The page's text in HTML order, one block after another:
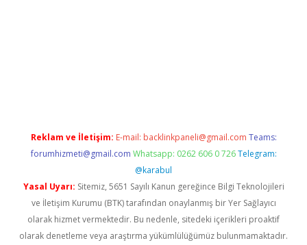
Reklam ve İletişim: E-mail: backlinkpaneli@gmail.com Teams:
forumhizmeti@gmail.com Whatsapp: 0262 606 0 726 Telegram:
@karabul
Yasal Uyarı: Sitemiz, 5651 Sayılı Kanun gereğince Bilgi Teknolojileri
ve İletişim Kurumu (BTK) tarafından onaylanmış bir Yer Sağlayıcı
olarak hizmet vermektedir. Bu nedenle, sitedeki içerikleri proaktif
olarak denetleme veya araştırma yükümlülüğümüz bulunmamaktadır.